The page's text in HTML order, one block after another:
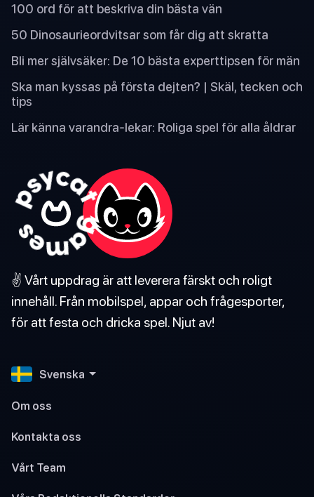
100 ord för att beskriva din bästa vän
50 Dinosaurieordvitsar som får dig att skratta
Bli mer självsäker: De 10 bästa experttipsen för män
Ska man kyssas på första dejten? | Skäl, tecken och
tips
Lär känna varandra-lekar: Roliga spel för alla åldrar
✌️ Vårt uppdrag är att leverera färskt och roligt
innehåll. Från mobilspel, appar och frågesporter,
för att festa och dricka spel. Njut av!
Svenska
Om oss
Kontakta oss
Vårt Team